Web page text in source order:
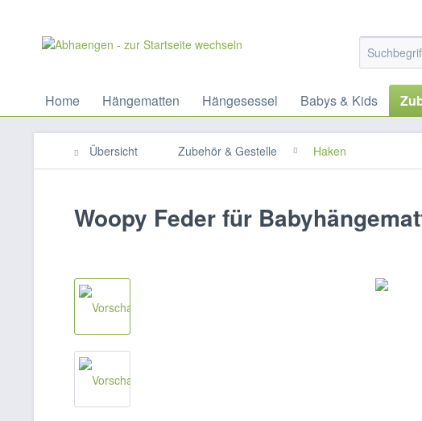
Home Hängematten Hängesessel Babys & Kids
Übersicht Zubehör & Gestelle Haken
Woopy Feder für